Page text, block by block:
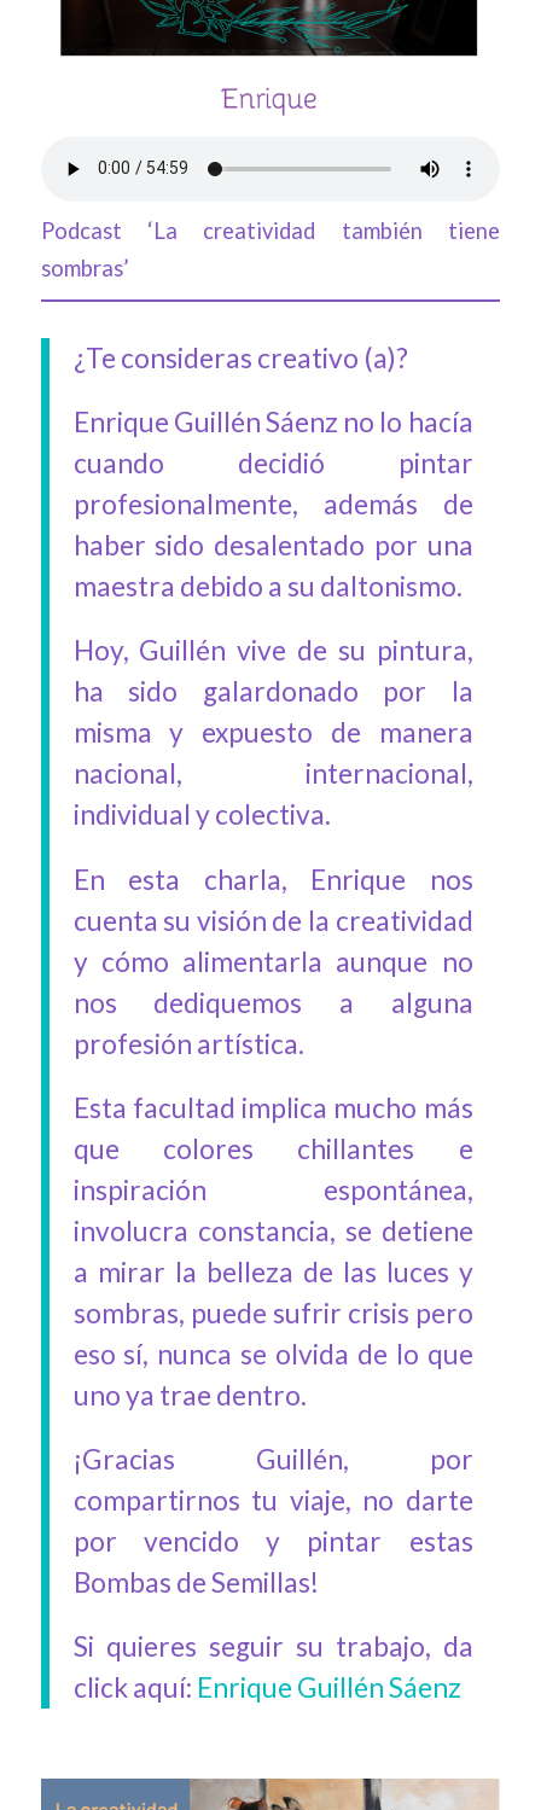
Podcast ‘La creatividad también tiene
sombras’
¿Te consideras creativo (a)?
Enrique Guillén Sáenz no lo hacía
cuando decidió pintar
profesionalmente, además de
haber sido desalentado por una
maestra debido a su daltonismo.
Hoy, Guillén vive de su pintura,
ha sido galardonado por la
misma y expuesto de manera
nacional, internacional,
individual y colectiva.
En esta charla, Enrique nos
cuenta su visión de la creatividad
y cómo alimentarla aunque no
nos dediquemos a alguna
profesión artística.
Esta facultad implica mucho más
que colores chillantes e
inspiración espontánea,
involucra constancia, se detiene
a mirar la belleza de las luces y
sombras, puede sufrir crisis pero
eso sí, nunca se olvida de lo que
uno ya trae dentro.
¡Gracias Guillén, por
compartirnos tu viaje, no darte
por vencido y pintar estas
Bombas de Semillas!
Si quieres seguir su trabajo, da
click aquí: Enrique Guillén Sáenz